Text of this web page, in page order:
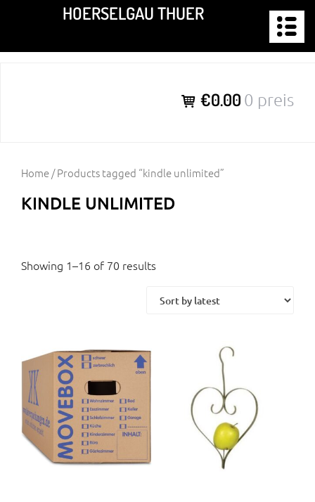
springen
HOERSELGAU THUER
€0.00 0 preis
Home/ Products tagged “kindle unlimited”
KINDLE UNLIMITED
Showing 1–16 of 70 results